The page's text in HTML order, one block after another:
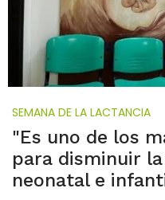
SEMANA DE LA LACTANCIA
"Es uno de los
para disminuir
neonatal e